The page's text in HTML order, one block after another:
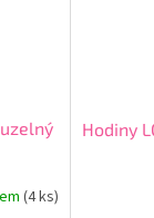
(4 ks)
Hodiny